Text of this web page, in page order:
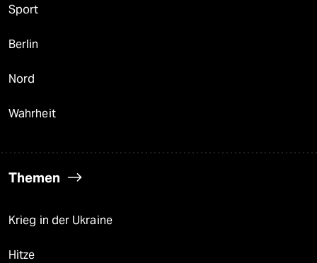
Sport
Berlin
Nord
Wahrheit
Themen
Krieg in der Ukraine
Hitze